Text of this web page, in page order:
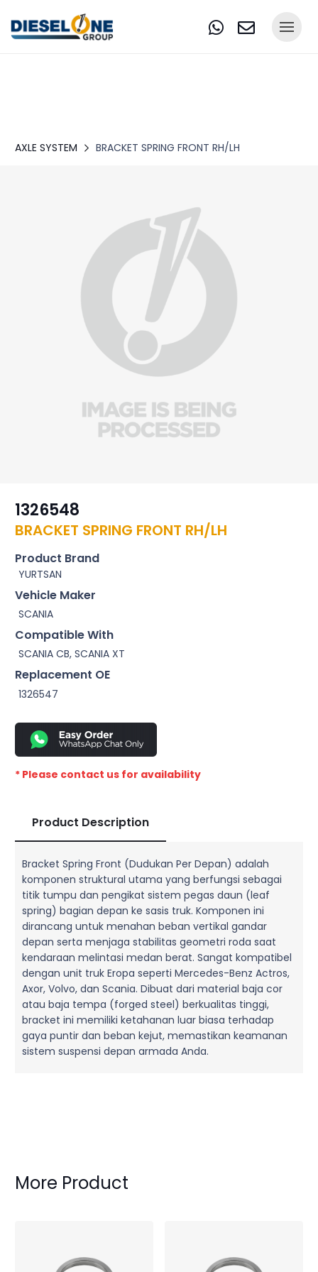
AXLE SYSTEM BRACKET SPRING FRONT RH/LH
1326548
BRACKET SPRING FRONT RH/LH
Product Brand
YURTSAN
Vehicle Maker
SCANIA
Compatible With
SCANIA CB, SCANIA XT
Replacement OE
1326547
* Please contact us for availability
Product Description
Bracket Spring Front (Dudukan Per Depan) adalah
komponen struktural utama yang berfungsi sebagai
titik tumpu dan pengikat sistem pegas daun (leaf
spring) bagian depan ke sasis truk. Komponen ini
dirancang untuk menahan beban vertikal gandar
depan serta menjaga stabilitas geometri roda saat
kendaraan melintasi medan berat. Sangat kompatibel
dengan unit truk Eropa seperti Mercedes-Benz Actros,
Axor, Volvo, dan Scania. Dibuat dari material baja cor
atau baja tempa (forged steel) berkualitas tinggi,
bracket ini memiliki ketahanan luar biasa terhadap
gaya puntir dan beban kejut, memastikan keamanan
sistem suspensi depan armada Anda.
More Product